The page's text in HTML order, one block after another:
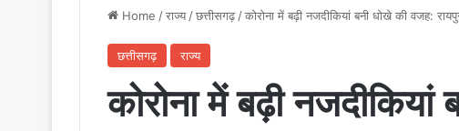
Home /राज्य/छत्तीसगढ़/कोरोना में बढ़ी नजदीकियां बनी धोखे की वजह:
छत्तीसगढ़ राज्य
कोरोना में बढ़ी